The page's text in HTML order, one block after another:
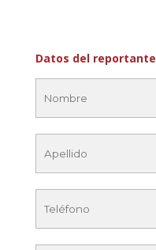
Datos del reportante